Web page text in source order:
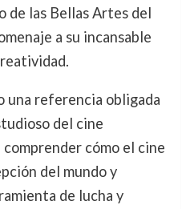
de las Bellas Artes del
a su incansable
una referencia obligada
del cine
cómo el cine
del mundo y
de lucha y